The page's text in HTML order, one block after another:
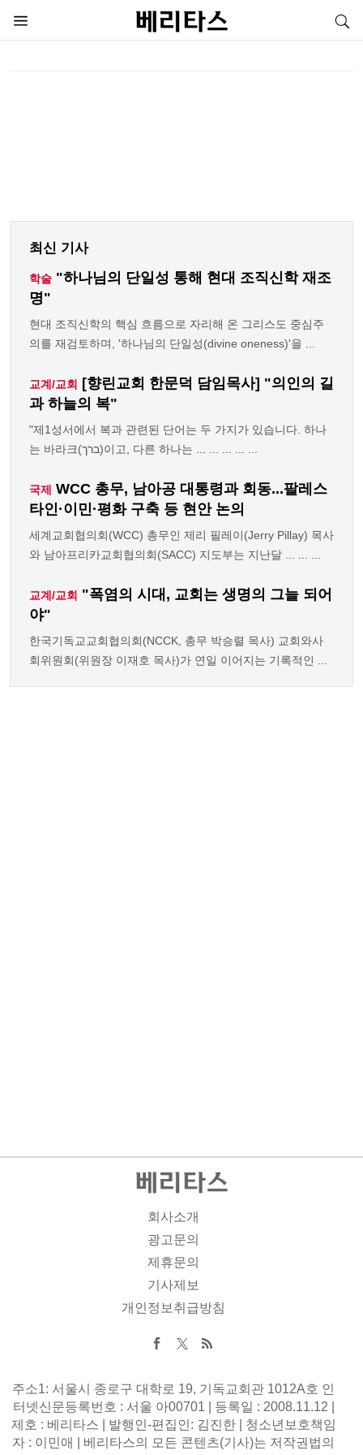
최신 기사
학술 "하나님의 단일성 통해 현대 조직신학 재조
명"
현대 조직신학의 핵심 흐름으로 자리해 온 그리스도 중심주
의를 재검토하며, '하나님의 단일성(divine oneness)'을 ...
교계/교회
[향린교회 한문덕 담임목사] "의인의 길
과 하늘의 복"
"제1성서에서 복과 관련된 단어는 두 가지가 있습니다. 하나
는 바라크(ברך)이고, 다른 하나는 ... ... ... ... ...
국제 WCC 총무, 남아공 대통령과 회동...팔레스
타인·이민·평화 구축 등 현안 논의
세계교회협의회(WCC) 총무인 제리 필레이(Jerry Pillay) 목사
와 남아프리카교회협의회(SACC) 지도부는 지난달 ... ... ...
교계/교회 "폭염의 시대, 교회는 생명의 그늘 되어
야"
한국기독교교회협의회(NCCK, 총무 박승렬 목사) 교회와사
회위원회(위원장 이재호 목사)가 연일 이어지는 기록적인 ...
회사소개
광고문의
제휴문의
기사제보
개인정보취급방침
주소1: 서울시 종로구 대학로 19, 기독교회관 1012A호 인
터넷신문등록번호 : 서울 아00701 | 등록일 : 2008.11.12 |
제호 : 베리타스 | 발행인-편집인: 김진한 | 청소년보호책임
자 : 이민애 | 베리타스의 모든 콘텐츠(기사)는 저작권법의